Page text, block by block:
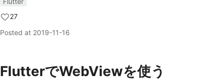
27
Posted at 2019-11-16
FlutterでWebViewを使う